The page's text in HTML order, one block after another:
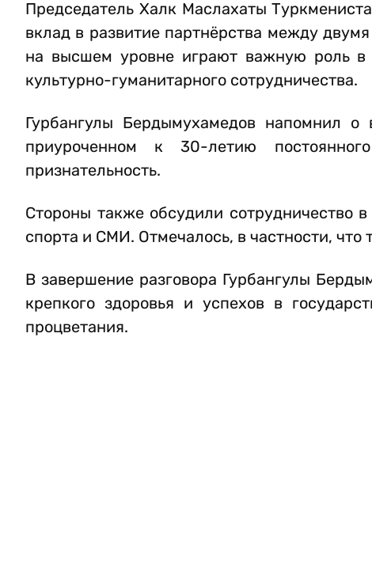
Председатель Халк Маслахаты
вклад в развитие партнёрства между
на высшем уровне играют важную роль в
культурно-гуманитарного сотрудничества.
Гурбангулы Бердымухамедов напомнил
приуроченном к 30-летию
признательность.
Стороны также обсудили сотрудничество
спорта и СМИ. Отмечалось, в частности, что
В завершение разговора Гурбангулы
крепкого здоровья и успехов в
процветания.